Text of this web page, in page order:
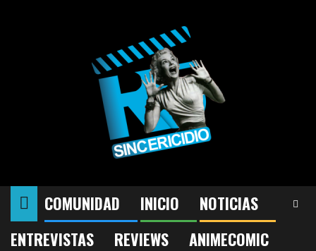
COMUNIDAD INICIO
NOTICIAS
ENTREVISTAS
REVIEWS
ANIMECOMIC